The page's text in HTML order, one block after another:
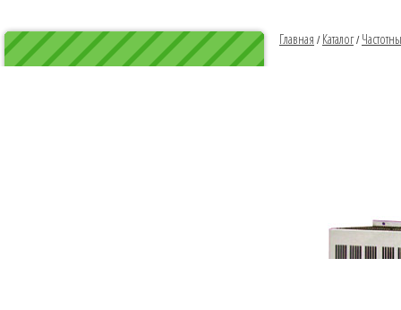
Главная / Каталог/